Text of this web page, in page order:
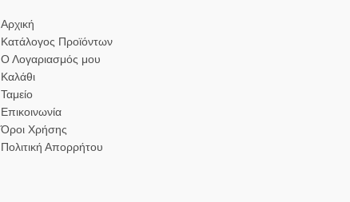
Αρχική
Κατάλογος Προϊόντων
Ο Λογαριασμός μου
Καλάθι
Ταμείο
Επικοινωνία
Όροι Χρήσης
Πολιτική Απορρήτου